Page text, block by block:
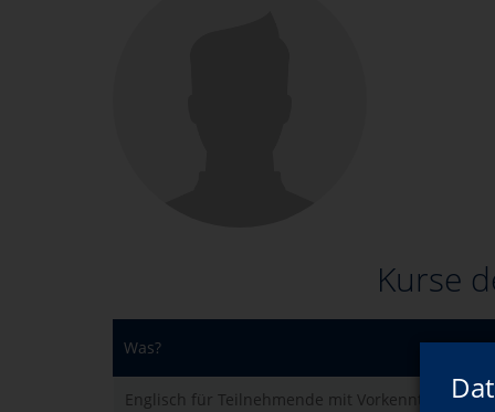
Kurse
Was?
Englisch für Teilnehmende mit Vorkenntnissen -